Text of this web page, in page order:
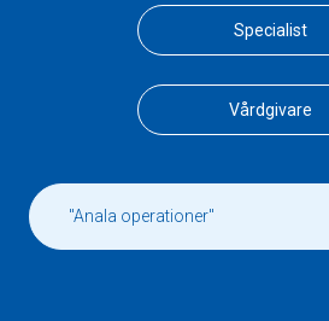
Specialist
Vårdgivare